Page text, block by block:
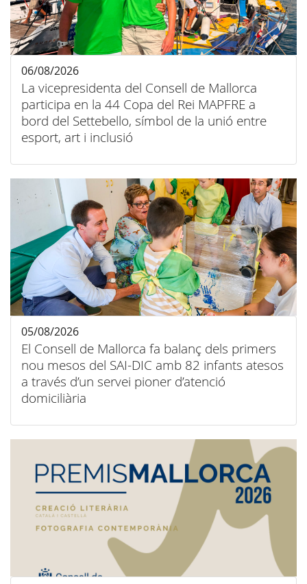
La vicepresidenta del Consell de Mallorca
participa en la 44 Copa del Rei MAPFRE a
bord del Settebello, símbol de la unió entre
esport, art i inclusió
06/08/2026
El Consell de Mallorca fa balanç dels primers
nou mesos del SAI-DIC amb 82 infants atesos
a través d’un servei pioner d’atenció
domiciliària
05/08/2026